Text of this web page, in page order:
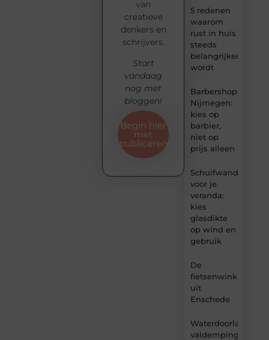
5 redenen
waarom
rust in huis
steeds
belangrijker
wordt
Barbershop
Nijmegen:
kies op
barbier,
niet op
prijs alleen
Schuifwand
voor je
veranda:
kies
glasdikte
op wind en
gebruik
De
fietsenwinkel
uit
Enschede
Waterdoorlatende
valdemping
van
creatieve
denkers en
schrijvers.
Start
vandaag
nog met
bloggen!
Begin hier
met
publiceren